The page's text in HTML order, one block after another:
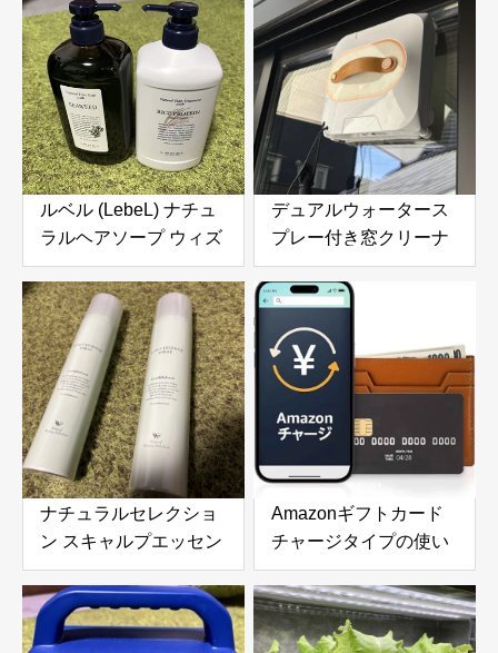
ー数・参考になったの
目安
実現した便利な使い方
ルベル (LebeL) ナチュ
ラルヘアソープ ウィズ
SW (シーウィード
1000ml) & ナチュラル
ヘアトリートメント ウ
ィズ RP (ライスプロテ
イン 980g) の口コミ・
評判を徹底レビュー｜
使用感やおすすめな人
を解説
デュアルウォータース
プレー付き窓クリーナ
ーロボット 6000Pa吸
引力搭載｜高層ビルの
で掃除できる窓掃除ロ
ボットを徹底レビュー
ナチュラルセレクショ
ン スキャルプエッセン
ススプレー 180g 頭皮
＆ボディ用美容液を徹
底レビュー｜炭酸泡で
Amazonギフトカード
チャージタイプの使い
方とメリットを徹底解
説｜お得な活用方法と
注意点